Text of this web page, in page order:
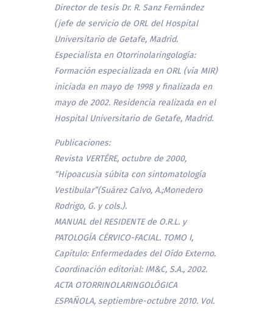
Director de tesis Dr. R. Sanz Fernández
(jefe de servicio de ORL del Hospital
Universitario de Getafe, Madrid.
Especialista en Otorrinolaringología:
Formación especializada en ORL (vía MIR)
iniciada en mayo de 1998 y finalizada en
mayo de 2002. Residencia realizada en el
Hospital Universitario de Getafe, Madrid.
Publicaciones:
Revista VERTÉRE, octubre de 2000,
“Hipoacusia súbita con sintomatología
Vestibular”(Suárez Calvo, A.;Monedero
Rodrigo, G. y cols.).
MANUAL del RESIDENTE de O.R.L. y
PATOLOGÍA CÉRVICO-FACIAL. TOMO I,
Capítulo: Enfermedades del Oído Externo.
Coordinación editorial: IM&C, S.A., 2002.
ACTA OTORRINOLARINGOLÓGICA
ESPAÑOLA, septiembre-octubre 2010. Vol.